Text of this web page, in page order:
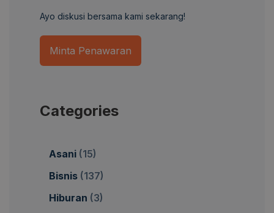
Ayo diskusi bersama kami sekarang!
Minta Penawaran
Categories
Asani (15)
Bisnis (137)
Hiburan (3)